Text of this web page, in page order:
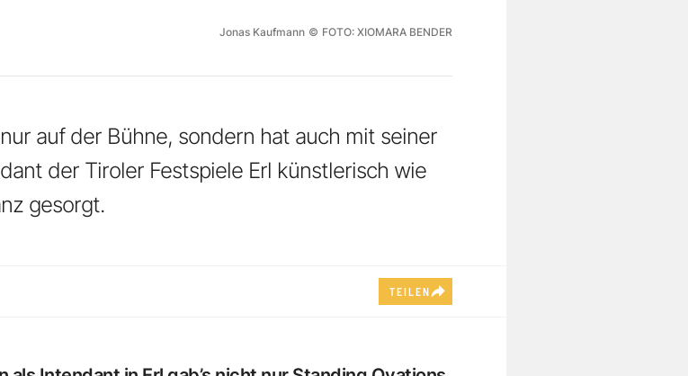
Jonas Kaufmann © FOTO: XIOMARA BENDER
auf der Bühne, sondern hat auch mit seiner
der Tiroler Festspiele Erl künstlerisch wie
gesorgt.
TEILEN